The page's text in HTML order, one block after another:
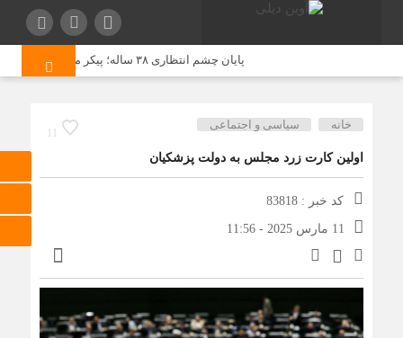
پایان چشم انتظاری ۳۸ ساله؛ پیکر مطهر مصیب پیری زیرکوهی شناسایی شد
11
خانه سیاسی و اجتماعی
اولین کارت زرد مجلس به دولت پزشکیان
کد خبر : 83818
11 مارس 2025 - 11:56